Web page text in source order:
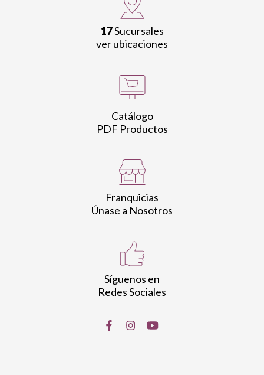
17Sucursales
ver ubicaciones
Catálogo
PDF Productos
Franquicias
Únase a Nosotros
Síguenos en
Redes Sociales